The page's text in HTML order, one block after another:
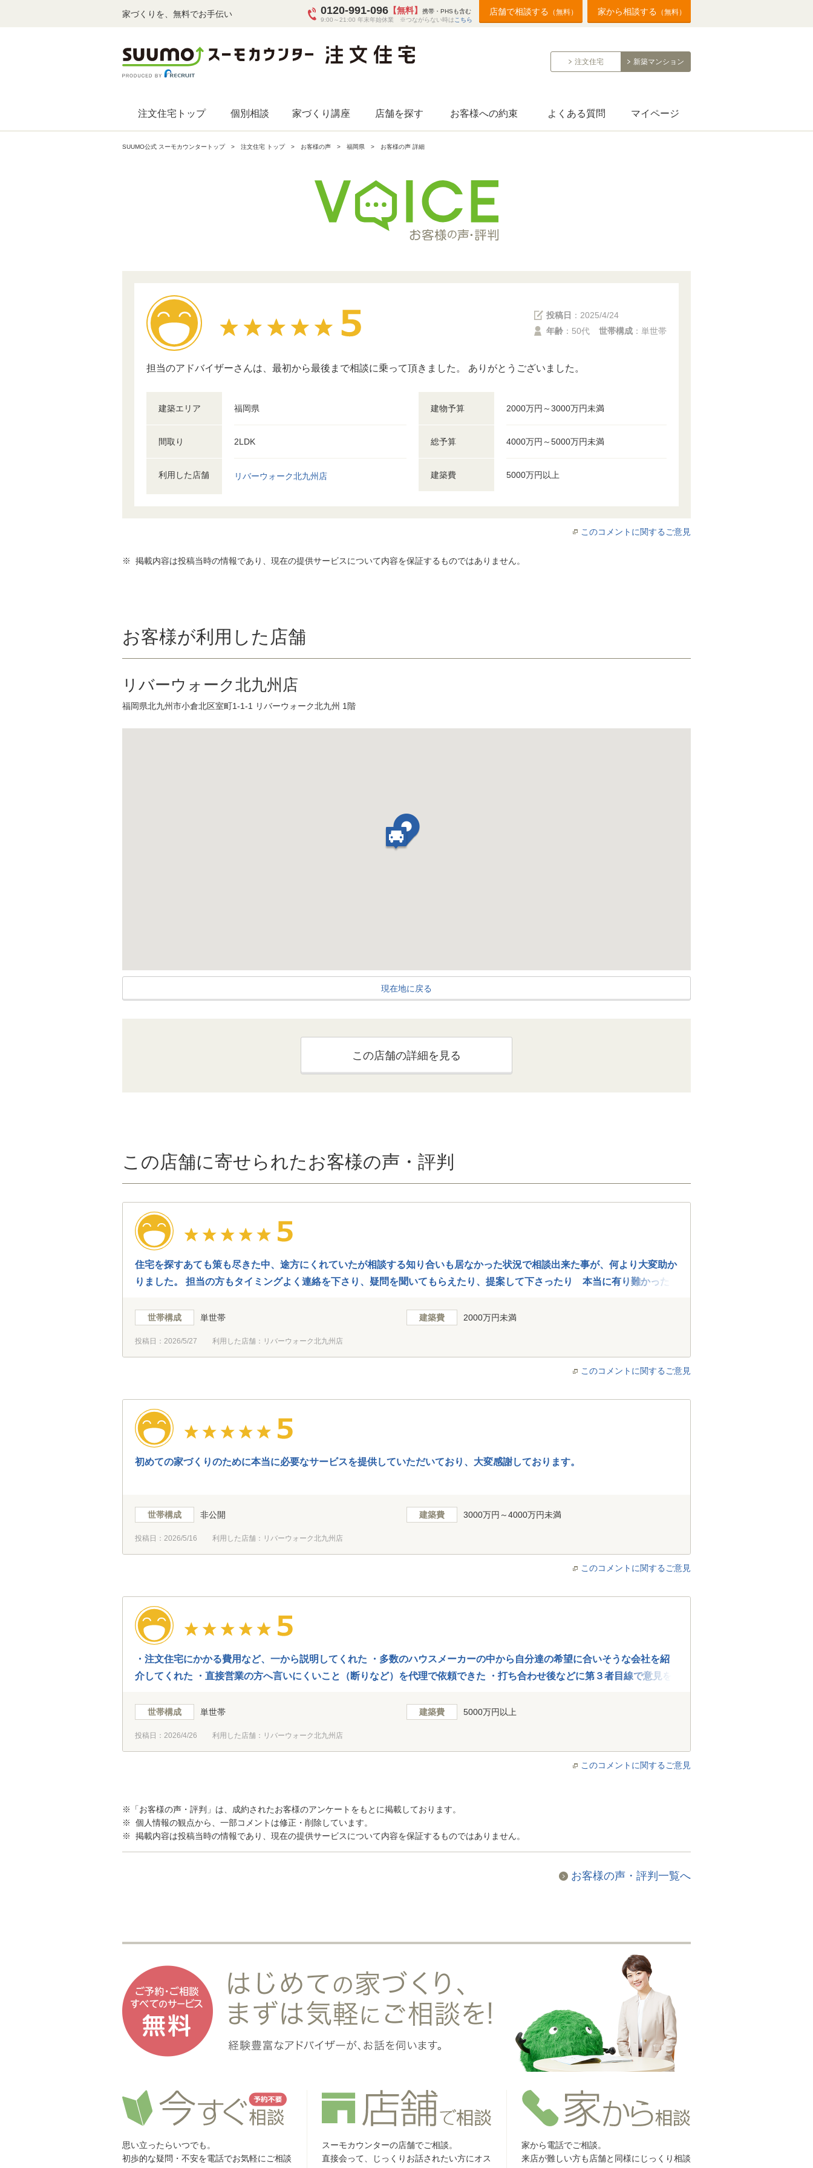
家づくりを、無料でお手伝い 0120-991-096 【無料】
携帯・PHSも含む
9:00～21:00 年末年始休業 ※つながらない時は こちら
店舗で相談する （無料） 家から相談する （無料）
注文住宅 新築マンション
注文住宅トップ 個別相談 家づくり講座 店舗を探す お客様への約束 よくある質問 マイページ
SUUMO公式 スーモカウンタートップ 注文住宅 トップ お客様の声 福岡県 お客様の声 詳細
投稿日 ： 2025/4/24
年齢 ：50代 世帯構成 ：単世帯
担当のアドバイザーさんは、最初から最後まで相談に乗って頂きました。 ありがとうございました。
建築エリア 福岡県
間取り 2LDK
利用した店舗 リバーウォーク北九州店
建物予算 2000万円～3000万円未満
総予算 4000万円～5000万円未満
建築費 5000万円以上
このコメントに関するご意見
※ 掲載内容は投稿当時の情報であり、現在の提供サービスについて内容を保証するものではありません。
お客様が利用した店舗
リバーウォーク北九州店
福岡県北九州市小倉北区室町1-1-1 リバーウォーク北九州 1階
現在地に戻る
この店舗の詳細を見る
この店舗に寄せられたお客様の声・評判
住宅を探すあても策も尽きた中、途方にくれていたが相談する知り合いも居なかった状況で相談出来た事が、何より大変助か
りました。 担当の方もタイミングよく連絡を下さり、疑問を聞いてもらえたり、提案して下さったり 本当に有り難かった
世帯構成 単世帯 建築費 2000万円未満
投稿日： 2026/5/27 利用した店舗：リバーウォーク北九州店
このコメントに関するご意見
初めての家づくりのために本当に必要なサービスを提供していただいており、大変感謝しております。
世帯構成 非公開 建築費 3000万円～4000万円未満
投稿日： 2026/5/16 利用した店舗：リバーウォーク北九州店
このコメントに関するご意見
・注文住宅にかかる費用など、一から説明してくれた ・多数のハウスメーカーの中から自分達の希望に合いそうな会社を紹
介してくれた ・直接営業の方へ言いにくいこと（断りなど）を代理で依頼できた ・打ち合わせ後などに第３者目線で意見を
世帯構成 単世帯 建築費 5000万円以上
投稿日： 2026/4/26 利用した店舗：リバーウォーク北九州店
このコメントに関するご意見
※「お客様の声・評判」は、成約されたお客様のアンケートをもとに掲載しております。
※ 個人情報の観点から、一部コメントは修正・削除しています。
※ 掲載内容は投稿当時の情報であり、現在の提供サービスについて内容を保証するものではありません。
お客様の声・評判一覧へ
思い立ったらいつでも。
初歩的な疑問・不安を電話でお気軽にご相談
スーモカウンターの店舗でご相談。
直接会って、じっくりお話されたい方にオス
家から電話でご相談。
来店が難しい方も店舗と同様にじっくり相談